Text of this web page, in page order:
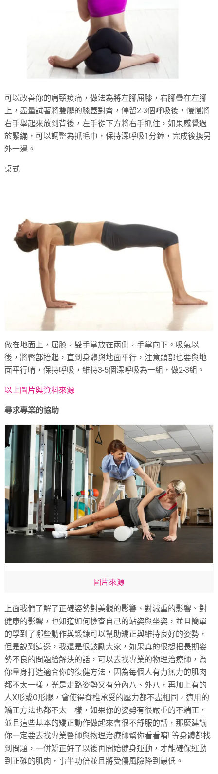
可以改善你的肩頸痠痛，做法為將左腳屈膝，右腳疊在左腳
上，盡量試著將雙腿的膝蓋對齊，停留2-3個呼吸後，慢慢將
右手舉起來放到背後，左手從下方將右手抓住，如果感覺過
於緊繃，可以調整為抓毛巾，保持深呼吸1分鐘，完成後換另
外一邊。
桌式
做在地面上，屈膝，雙手掌放在兩側，手掌向下。吸氣以
後，將臀部抬起，直到身體與地面平行，注意頭部也要與地
面平行唷，保持呼吸，維持3-5個深呼吸為一組，做2-3組。
以上圖片與資料來源
尋求專業的協助
圖片來源
上面我們了解了正確姿勢對美觀的影響、對減重的影響、對
健康的影響，也知道如何檢查自己的站姿與坐姿，並且簡單
的學到了哪些動作與鍛鍊可以幫助矯正與維持良好的姿勢，
但是說到這邊，我還是很鼓勵大家，如果真的很想把長期姿
勢不良的問題給解決的話，可以去找專業的物理治療師，為
你量身打造適合你的復健方法，因為每個人有力無力的肌肉
都不太一樣，光是走路姿勢又有分內八、外八，再加上有的
人X形或O形腿，會使得脊椎承受的壓力都不盡相同，適用的
矯正方法也都不太一樣，如果你的姿勢有很嚴重的不端正，
並且這些基本的矯正動作做起來會很不舒服的話，那麼建議
你一定要去找專業醫師與物理治療師幫你看看唷! 等身體都找
到問題，一併矯正好了以後再開始健身運動，才能確保運動
到正確的肌肉，事半功倍並且將受傷風險降到最低。